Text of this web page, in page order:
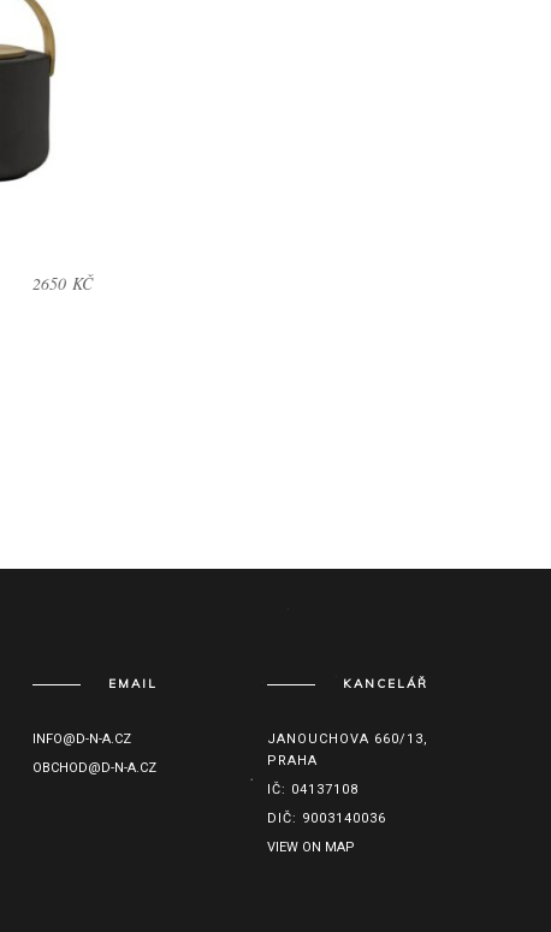
2650 KČ
EMAIL
INFO@D-N-A.CZ
OBCHOD@D-N-A.CZ
KANCELÁŘ
JANOUCHOVA 660/13,
PRAHA
IČ: 04137108
DIČ: 9003140036
VIEW ON MAP